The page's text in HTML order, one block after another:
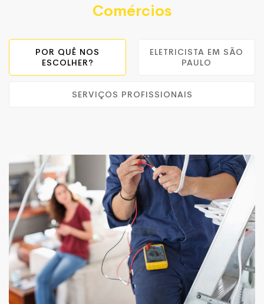
Comércios
POR QUÊ NOS
ESCOLHER?
ELETRICISTA EM SÃO
PAULO
SERVIÇOS PROFISSIONAIS